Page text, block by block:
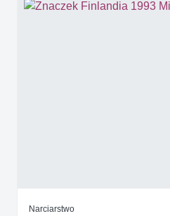
Narciarstwo